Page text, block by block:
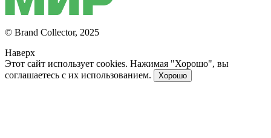
© Brand Collector, 2025
Наверх
Этот сайт использует cookies. Нажимая "Хорошо", вы
соглашаетесь с их использованием.
Хорошо